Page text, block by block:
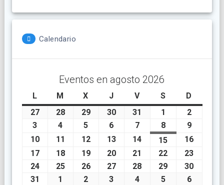
Calendario
Eventos en agosto 2026
LlunesM martes
X miércoles
Jjueves
Vviernes
Ssábado
D
27julio
2026
28julio
2026
29julio
2026
30julio
2026
31
2026
1
agosto
1,
2026
2agosto
2,
2026
3 agosto
3,
2026
4 agosto
4,
2026
5 agosto
5,
2026
6 agosto
6,
2026
7agosto
7,
2026
8agosto
8,
2026
9agosto
9,
2026
10agosto
10,
2026
11
agosto
11,
2026
12agosto
12,
2026
13agosto
13,
2026
14 agosto
2026
15 agosto
2026
16
17agosto
17,
18agosto
18,
19agosto
19,
20agosto
20,
21
agosto
22 agosto
23
24agosto
25agosto
26agosto
27agosto
28 agosto
29 agosto
30
31
agosto
1
septiembre
2 septiembre
3 septiembre
4septiembre
5septiembre
6